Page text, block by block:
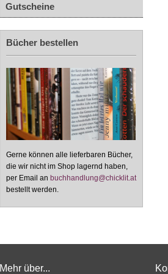
Gutscheine
Bücher bestellen
Gerne können alle lieferbaren Bücher,
die wir nicht im Shop lagernd haben,
per Email an buchhandlung@chicklit.at
bestellt werden.
Mehr über...